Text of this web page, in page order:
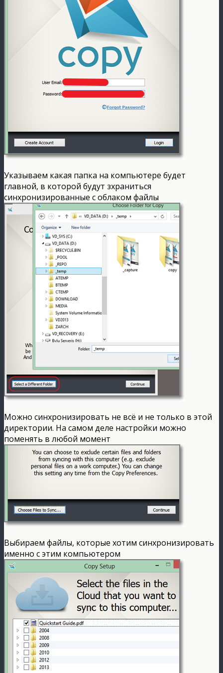
Указываем какая папка на компьютере будет
главной, в которой будут зхраниться
синхронизированные с облаком файлы
Можно синхронизировать не всё и не только в этой
директории. На самом деле настройки можно
поменять в любой момент
Выбираем файлы, которые хотим синхронизировать
именно с этим компьютером